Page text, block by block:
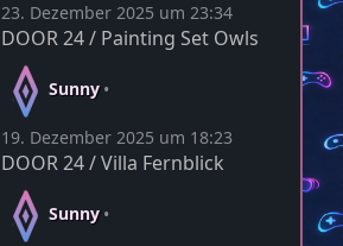
23. Dezember 2025 um 23:34
DOOR 24 / Painting Set Owls
Sunny
19. Dezember 2025 um 18:23
DOOR 24 / Villa Fernblick
Sunny